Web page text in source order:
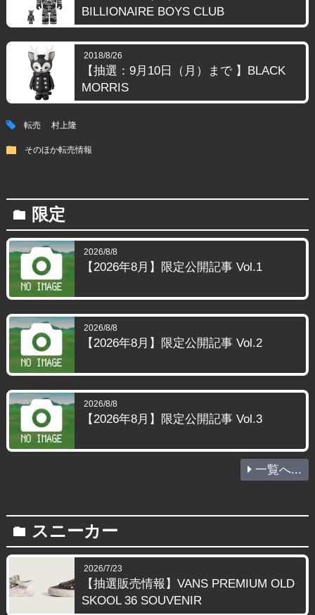
BILLIONAIRE BOYS CLUB
2018/8/26
【抽選：9月10日（月）まで 】BLACK
MORRIS
tag 転売 村上隆
folder そのほか転売情報
folder 限定
2026/8/8
【2026年8月】限定公開記事 Vol.1
2026/8/8
【2026年8月】限定公開記事 Vol.2
2026/8/8
【2026年8月】限定公開記事 Vol.3
一覧へ...
folder スニーカー
2026/7/23
【抽選販売情報】VANS PREMIUM OLD
SKOOL 36 SOUVENIR